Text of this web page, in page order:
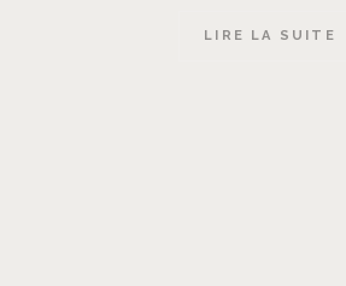
LIRE LA SUITE